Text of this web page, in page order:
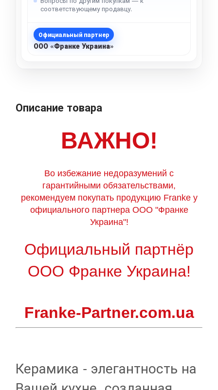
соответствующему продавцу.
Официальный партнер
ООО «Франке Украина»
Описание товара
ВАЖНО!
Во избежание недоразумений с
гарантийными обязательствами,
рекомендуем покупать продукцию Franke у
официального партнера ООО "Франке
Украина"!
Официальный партнёр
ООО Франке Украина!
Franke-Partner.com.ua
Керамика - элегантность на